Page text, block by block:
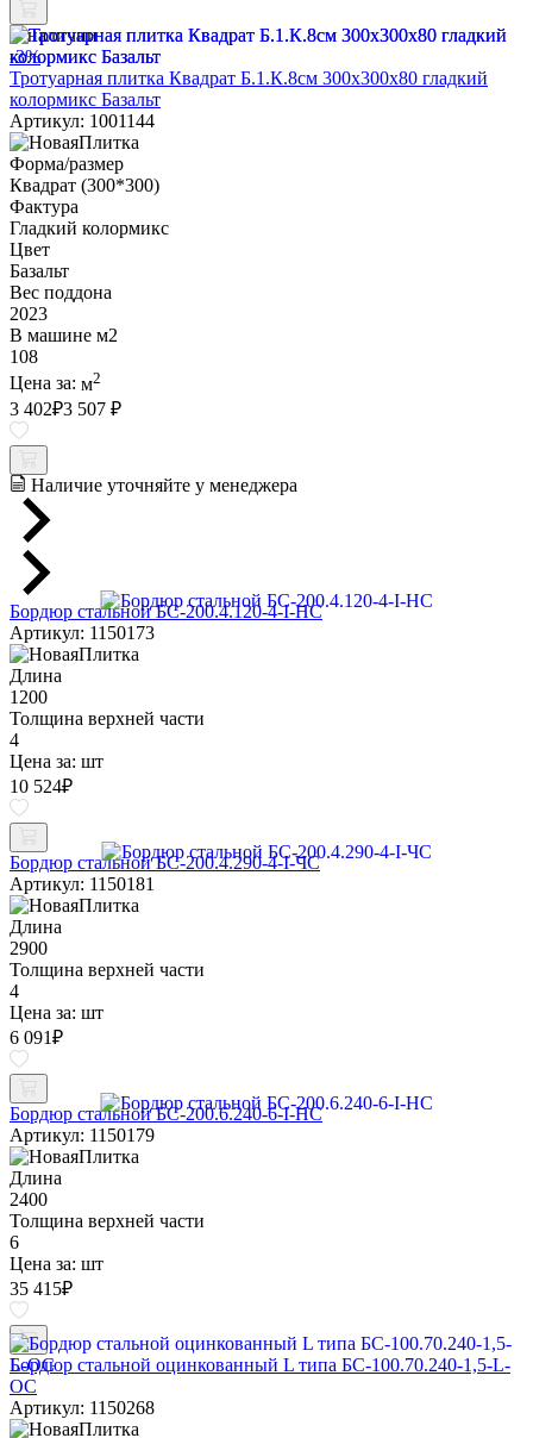
В наличии
-3%
Тротуарная плитка Квадрат Б.1.К.8см 300х300х80 гладкий
колормикс Базальт
Артикул: 1001144
Форма/размер
Квадрат (300*300)
Фактура
Гладкий колормикс
Цвет
Базальт
Вес поддона
2023
В машине м2
108
Цена за: м2
3 402₽3 507 ₽
Наличие уточняйте у менеджера
Бордюр стальной БС-200.4.120-4-I-НС
Артикул: 1150173
Длина
1200
Толщина верхней части
4
Цена за: шт
10 524₽
Бордюр стальной БС-200.4.290-4-I-ЧС
Артикул: 1150181
Длина
2900
Толщина верхней части
4
Цена за: шт
6 091₽
Бордюр стальной БС-200.6.240-6-I-НС
Артикул: 1150179
Длина
2400
Толщина верхней части
6
Цена за: шт
35 415₽
Бордюр стальной оцинкованный L типа БС-100.70.240-1,5-L-
ОС
Артикул: 1150268